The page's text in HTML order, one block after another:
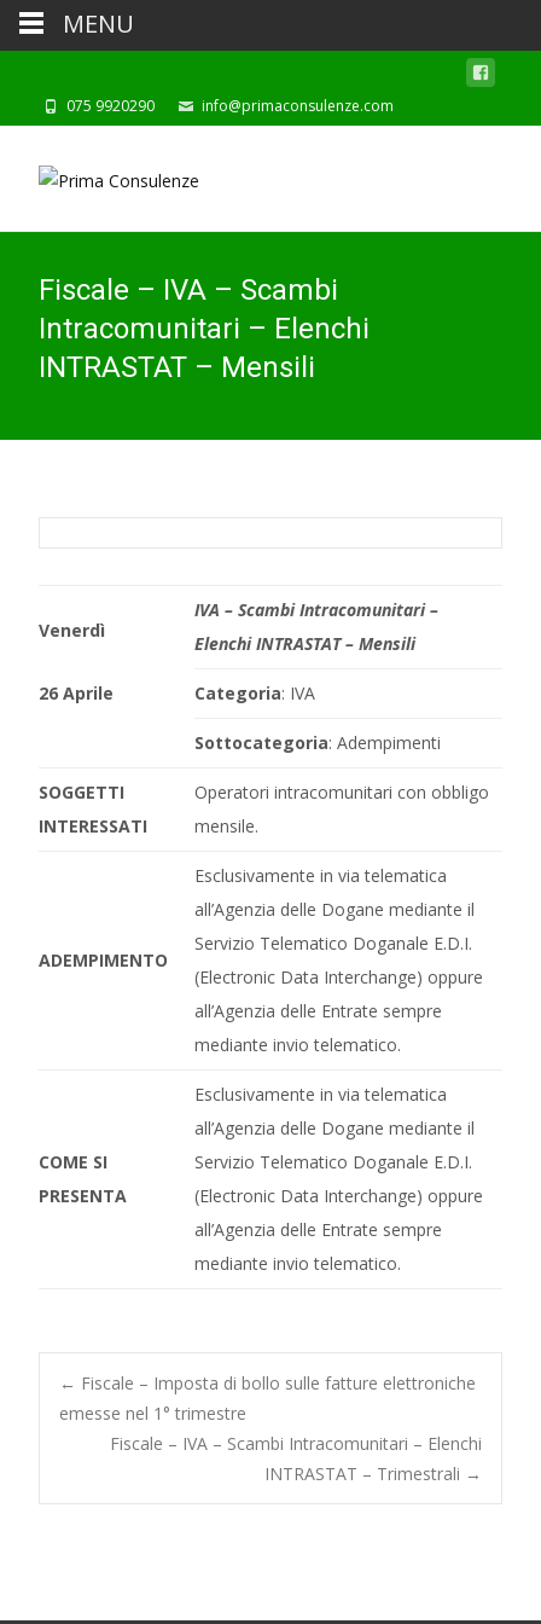
075 9920290 info@primaconsulenze.com
Fiscale – IVA – Scambi
Intracomunitari – Elenchi
INTRASTAT – Mensili
Venerdì
26 Aprile
IVA – Scambi Intracomunitari –
Elenchi INTRASTAT – Mensili
Categoria: IVA
Sottocategoria: Adempimenti
SOGGETTI
INTERESSATI
Operatori intracomunitari con obbligo
mensile.
ADEMPIMENTO
Esclusivamente in via telematica
all’Agenzia delle Dogane mediante il
Servizio Telematico Doganale E.D.I.
(Electronic Data Interchange) oppure
all’Agenzia delle Entrate sempre
mediante invio telematico.
COME SI
PRESENTA
Esclusivamente in via telematica
all’Agenzia delle Dogane mediante il
Servizio Telematico Doganale E.D.I.
(Electronic Data Interchange) oppure
all’Agenzia delle Entrate sempre
mediante invio telematico.
Post
navigation
← Fiscale – Imposta di bollo sulle fatture elettroniche
emesse nel 1° trimestre
Fiscale – IVA – Scambi Intracomunitari – Elenchi
INTRASTAT – Trimestrali →
MENU